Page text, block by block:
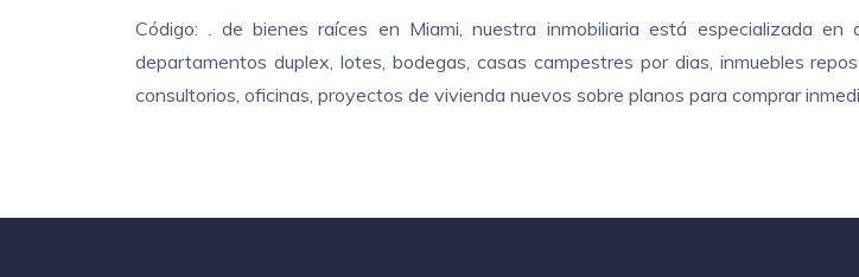
Código: . de bienes raíces en Miami, nuestra inmobiliaria está especializada
departamentos duplex, lotes, bodegas, casas campestres por dias, inmuebles
consultorios, oficinas, proyectos de vivienda nuevos sobre planos para comprar